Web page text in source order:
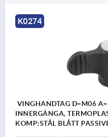
K0274
VINGHANDTAG D=M06
INNERGÄNGA,
KOMP:STÅL BLÅTT